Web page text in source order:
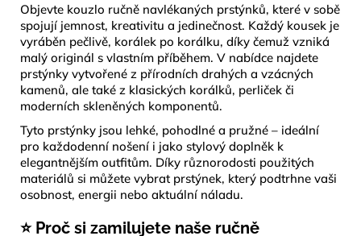
Objevte kouzlo ručně navlékaných prstýnků, které v sobě
spojují jemnost, kreativitu a jedinečnost. Každý kousek je
vyráběn pečlivě, korálek po korálku, díky čemuž vzniká
malý originál s vlastním příběhem. V nabídce najdete
prstýnky vytvořené z přírodních drahých a vzácných
kamenů, ale také z klasických korálků, perliček či
moderních skleněných komponentů.
Tyto prstýnky jsou lehké, pohodlné a pružné – ideální
pro každodenní nošení i jako stylový doplněk k
elegantnějším outfitům. Díky různorodosti použitých
materiálů si můžete vybrat prstýnek, který podtrhne vaši
osobnost, energii nebo aktuální náladu.
⭐ Proč si zamilujete naše ručně